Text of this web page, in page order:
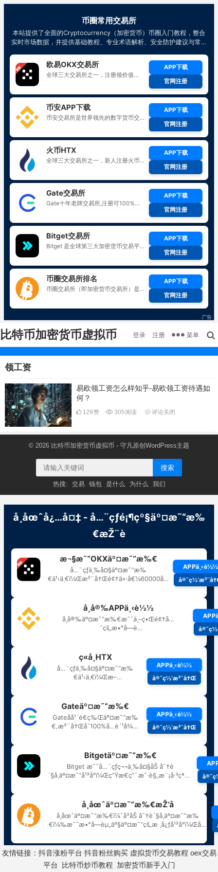
比特币加密货币虚拟币 登录 注册 菜单
领工资
易欧领工资怎么样知乎-易欧领工资待遇如
何？
129赞 305 阅读 评论关闭
© 2026 比特币加密货币虚拟币 - 守凡原创 WordPress主题
搜索
热搜: 交易 钱包 是什么 为什么 我们
友情链接： 抖音涨粉平台 抖音粉丝购买 虚拟货币交易教程 oex交易
平台
比特币炒币教程 加密货币新手入门